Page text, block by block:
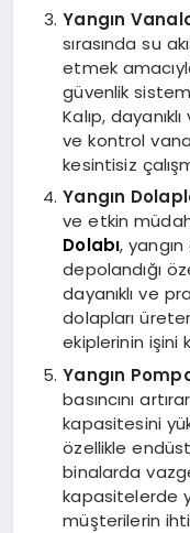
Yangın
sırasında su
etmek
güvenlik
Kalıp,
ve kontrol
kesintisiz
Yangın
ve etkin
Dolabı,
depolandığı
dayanıklı ve
dolapları
ekiplerinin işini
Yangın
basıncını
kapasitesini
özellikle
binalarda
kapasitelerde
müşterilerin